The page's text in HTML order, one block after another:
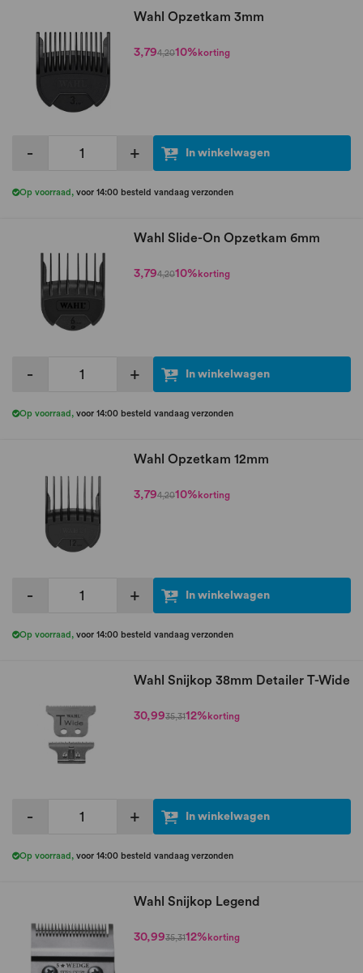
Wahl Opzetkam 3mm
3,794,2010% korting
- + In winkelwagen
Op voorraad , voor 14:00 besteld vandaag verzonden
Wahl Slide-On Opzetkam 6mm
3,794,2010% korting
- + In winkelwagen
Op voorraad , voor 14:00 besteld vandaag verzonden
Wahl Opzetkam 12mm
3,794,2010% korting
- + In winkelwagen
Op voorraad , voor 14:00 besteld vandaag verzonden
Wahl Snijkop 38mm Detailer T-Wide
30,9935,3112% korting
- + In winkelwagen
Op voorraad , voor 14:00 besteld vandaag verzonden
Wahl Snijkop Legend
30,9935,3112% korting